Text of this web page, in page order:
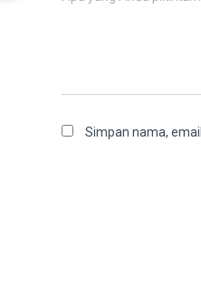
Simpan nama,